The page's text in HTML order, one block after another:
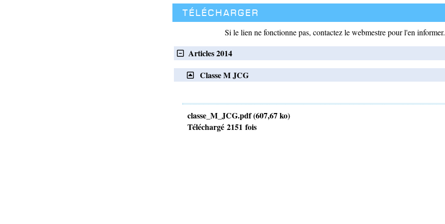
Télécharger
Si le lien ne fonctionne pas, contactez le webmestre pour l'en informer.
Articles 2014
Classe M JCG
classe_M_JCG.pdf (607,67 ko)
Téléchargé 2151 fois